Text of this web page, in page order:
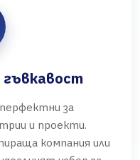
гъвкавост
за
и проекти.
компания или